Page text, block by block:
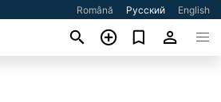
Română Русский English